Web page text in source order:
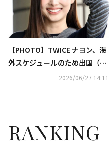
【PHOTO】TWICE ナヨン、海
外スケジュールのため出国（動
2026/06/27 14:11
RANKING